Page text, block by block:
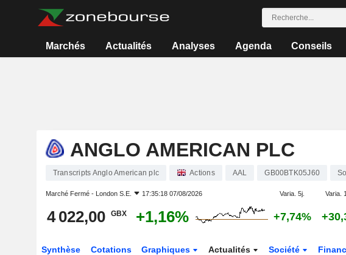
Marchés Actualités Analyses Agenda Conseils
ANGLO AMERICAN PLC
Transcripts Anglo American plc Actions AAL GB00BTK05J60
Marché Fermé - London S.E. 17:35:18 07/08/2026 Varia. 5j. Varia.
4 022,00 GBX +1,16% +7,74%
Synthèse Cotations Graphiques Actualités Société